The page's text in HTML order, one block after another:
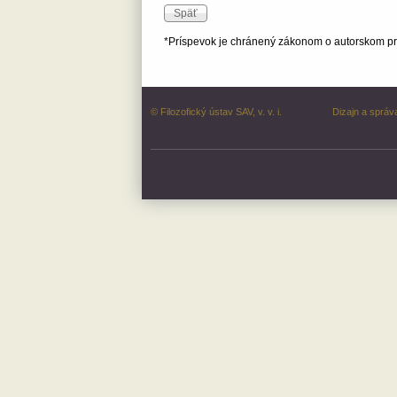
*Príspevok je chránený zákonom o autorskom
© Filozofický ústav SAV, v. v. i. Dizajn a